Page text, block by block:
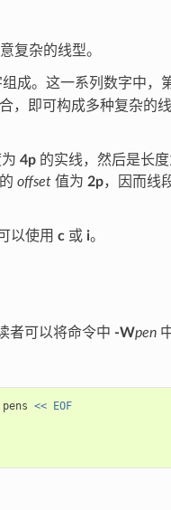
复杂的线型。
成。这一系列数字中，
，即可构成多种复杂的
4p的实线，然后是长度
offset值为 2p，因而线
以使用 c或 i。
者可以将命令中 -Wpen
pens << EOF